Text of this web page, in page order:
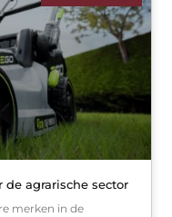
de agrarische sector
merken in de